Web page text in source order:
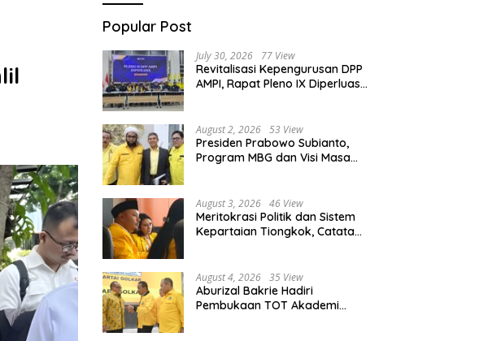
Popular Post
July 30, 2026 77 View
Revitalisasi Kepengurusan DPP
AMPI, Rapat Pleno IX Diperluas
August 2, 2026 53 View
Presiden Prabowo Subianto,
Program MBG dan Visi Masa
August 3, 2026 46 View
Meritokrasi Politik dan Sistem
Kepartaian Tiongkok, Catatan
August 4, 2026 35 View
Aburizal Bakrie Hadiri
Pembukaan TOT Akademi